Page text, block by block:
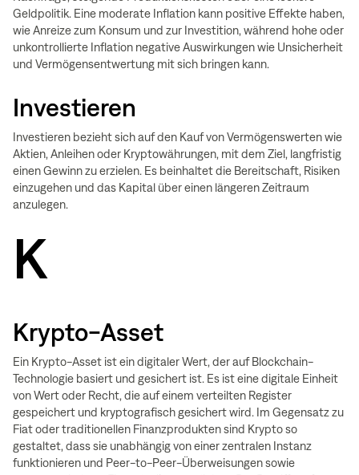
Geldpolitik. Eine moderate Inflation kann positive Effekte haben,
wie Anreize zum Konsum und zur Investition, während hohe oder
unkontrollierte Inflation negative Auswirkungen wie Unsicherheit
und Vermögensentwertung mit sich bringen kann.
Investieren
Investieren bezieht sich auf den Kauf von Vermögenswerten wie
Aktien, Anleihen oder Kryptowährungen, mit dem Ziel, langfristig
einen Gewinn zu erzielen. Es beinhaltet die Bereitschaft, Risiken
einzugehen und das Kapital über einen längeren Zeitraum
anzulegen.
K
Krypto-Asset
Ein Krypto-Asset ist ein digitaler Wert, der auf Blockchain-
Technologie basiert und gesichert ist. Es ist eine digitale Einheit
von Wert oder Recht, die auf einem verteilten Register
gespeichert und kryptografisch gesichert wird. Im Gegensatz zu
Fiat oder traditionellen Finanzprodukten sind Krypto so
gestaltet, dass sie unabhängig von einer zentralen Instanz
funktionieren und Peer-to-Peer-Überweisungen sowie